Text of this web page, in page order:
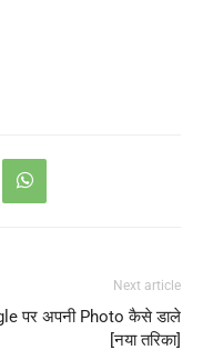
Next article
पर अपनी Photo कैसे डाले
[नया तरिका]